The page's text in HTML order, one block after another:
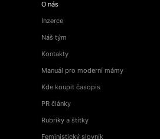
O nás
Inzerce
Náš tým
Kontakty
Manuál pro moderní mámy
Kde koupit časopis
PR články
Rubriky a štítky
Feministický slovník